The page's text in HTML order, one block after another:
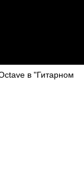
в "Гитарном